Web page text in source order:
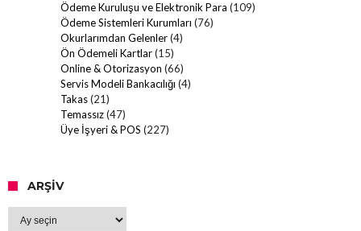
Ödeme Kuruluşu ve Elektronik Para (109)
Ödeme Sistemleri Kurumları (76)
Okurlarımdan Gelenler(4)
Ön Ödemeli Kartlar(15)
Online & Otorizasyon (66)
Servis Modeli Bankacılığı (4)
Takas(21)
Temassız(47)
Üye İşyeri & POS (227)
ARŞIV